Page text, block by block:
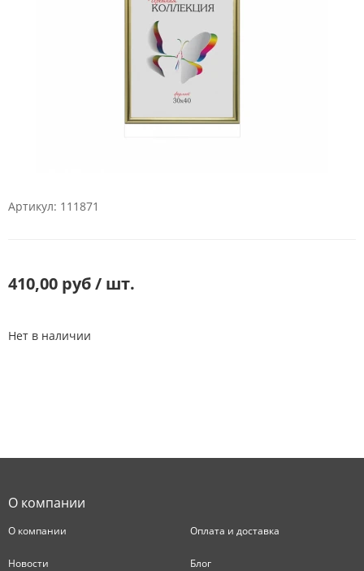
Артикул: 111871
410,00 руб / шт.
Нет в наличии
О компании
О компании Оплата и доставка
Новости Блог